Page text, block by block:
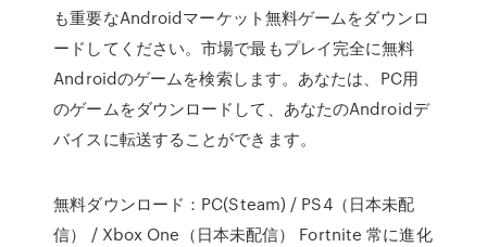
も重要なAndroidマーケット無料ゲームをダウンロ
ードしてください。市場で最もプレイ完全に無料
Androidのゲームを検索します。あなたは、PC用
のゲームをダウンロードして、あなたのAndroidデ
バイスに転送することができます。
無料ダウンロード：PC(Steam) / PS4（日本未配
信） / Xbox One（日本未配信） Fortnite 常に進化